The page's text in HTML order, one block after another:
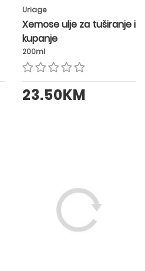
Uriage
Xemose ulje za tuširanje i
kupanje
200ml
23.50KM